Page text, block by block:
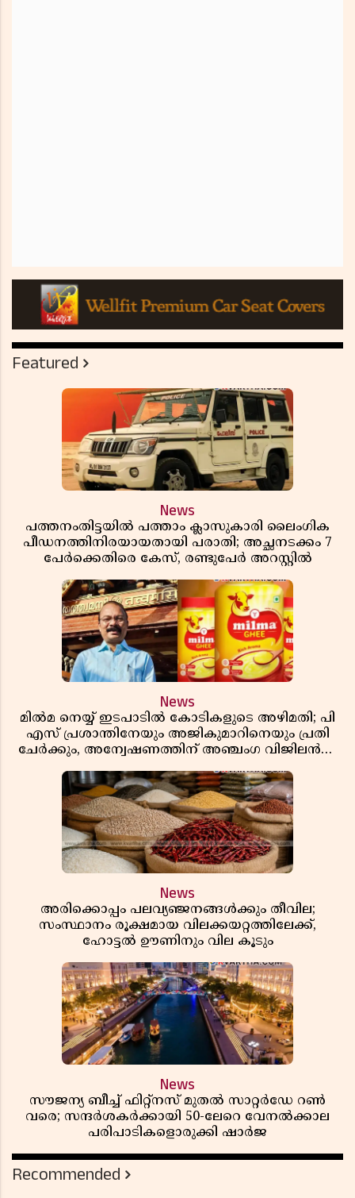
Featured
News
പത്തനംതിട്ടയിൽ പത്താം ക്ലാസുകാരി ലൈംഗിക
പീഡനത്തിനിരയായതായി പരാതി; അച്ഛനടക്കം 7
പേർക്കെതിരെ കേസ്, രണ്ടുപേർ അറസ്റ്റിൽ
News
മിൽമ നെയ്യ് ഇടപാടിൽ കോടികളുടെ അഴിമതി; പി
എസ് പ്രശാന്തിനേയും അജികുമാറിനെയും പ്രതി
ചേർക്കും, അന്വേഷണത്തിന് അഞ്ചംഗ വിജിലൻസ്
News
അരിക്കൊപ്പം പലവ്യഞ്ജനങ്ങൾക്കും തീവില;
സംസ്ഥാനം രൂക്ഷമായ വിലക്കയറ്റത്തിലേക്ക്,
ഹോട്ടൽ ഊണിനും വില കൂടും
News
സൗജന്യ ബീച്ച് ഫിറ്റ്നസ് മുതൽ സാറ്റർഡേ റൺ
വരെ; സന്ദർശകർക്കായി 50-ലേറെ വേനൽക്കാല
പരിപാടികളൊരുക്കി ഷാർജ
Recommended